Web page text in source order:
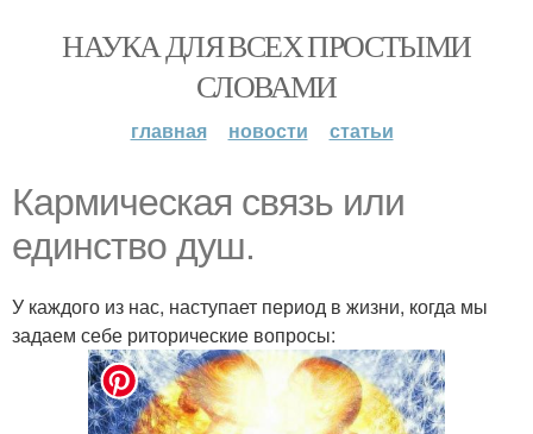
НАУКА ДЛЯ ВСЕХ ПРОСТЫМИ
СЛОВАМИ
главная новости статьи
Кармическая связь или
единство душ.
У каждого из нас, наступает период в жизни, когда мы
задаем себе риторические вопросы: